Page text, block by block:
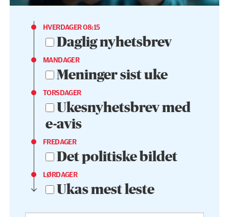
HVERDAGER 08:15
Daglig nyhetsbrev
MANDAGER
Meninger sist uke
TORSDAGER
Ukesnyhetsbrev med
e-avis
FREDAGER
Det politiske bildet
LØRDAGER
Ukas mest leste